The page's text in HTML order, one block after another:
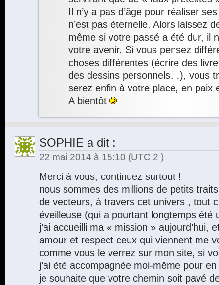
Il n’y a pas d’âge pour réaliser
n’est pas éternelle. Alors laissez
même si votre passé a été dur, il
votre avenir. Si vous pensez
choses différentes (écrire des
des dessins personnels…), vous
serez enfin à votre place, en paix
A bientôt
SOPHIE a dit :
22 mai 2014 à 15:10 (UTC 2 )
Merci à vous, continuez surtout !
nous sommes des millions de petits
de vecteurs, à travers cet univers , tout
éveilleuse (qui a pourtant longtemps été
j’ai accueilli ma « mission » aujourd’hui,
amour et respect ceux qui viennent me
comme vous le verrez sur mon site, si
j’ai été accompagnée moi-même pour
je souhaite que votre chemin soit pavé